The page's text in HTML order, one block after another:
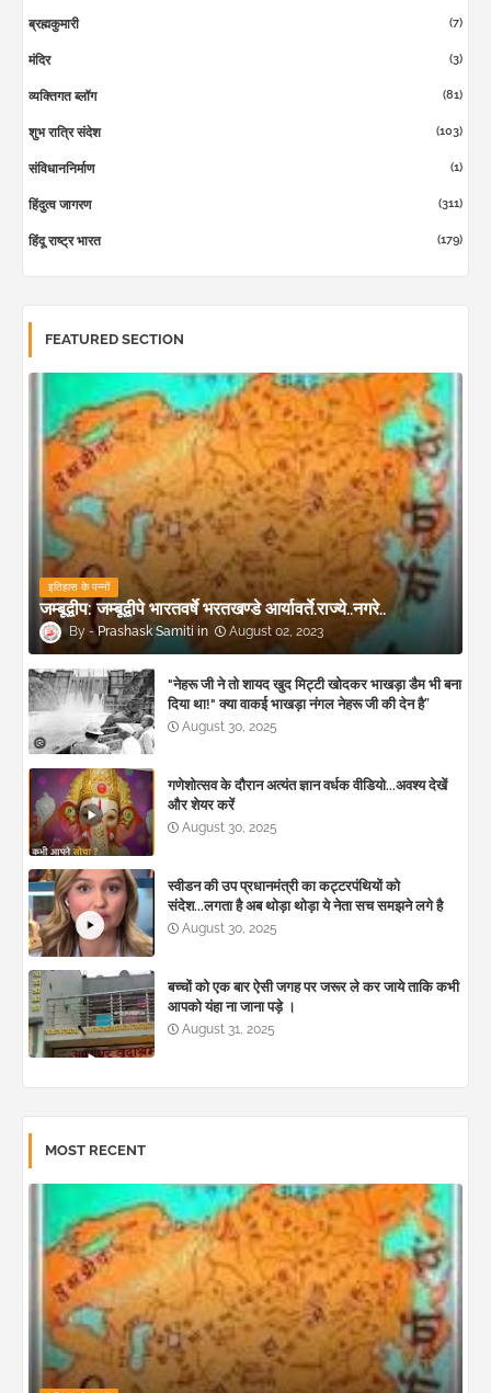
ब्रह्मकुमारी (7)
मंदिर (3)
व्यक्तिगत ब्लॉग (81)
शुभ रात्रि संदेश (103)
संविधाननिर्माण (1)
हिंदुत्व जागरण (311)
हिंदू राष्ट्र भारत (179)
FEATURED SECTION
इतिहास के पन्नों
जम्बूद्वीप: जम्बूद्वीपे भारतवर्षे भरतखण्डे आर्यावर्ते.राज्ये..नगरे..
Prashask Samiti August 02, 2023
"नेहरू जी ने तो शायद खुद मिट्टी खोदकर भाखड़ा डैम भी बना
दिया था!" क्या वाकई भाखड़ा नंगल नेहरू जी की देन है”
August 30, 2025
गणेशोत्सव के दौरान अत्यंत ज्ञान वर्धक वीडियो...अवश्य देखें
और शेयर करें
August 30, 2025
स्वीडन की उप प्रधानमंत्री का कट्टरपंथियों को
संदेश...लगता है अब थोड़ा थोड़ा ये नेता सच समझने लगे है
August 30, 2025
बच्चों को एक बार ऐसी जगह पर जरूर ले कर जाये ताकि कभी
आपको यंहा ना जाना पड़े ।
August 31, 2025
MOST RECENT